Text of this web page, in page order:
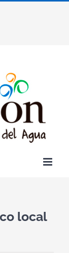
local